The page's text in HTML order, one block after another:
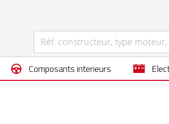
composants interieurs